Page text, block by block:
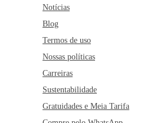
Notícias
Blog
Termos de uso
Nossas políticas
Carreiras
Sustentabilidade
Gratuidades e Meia Tarifa